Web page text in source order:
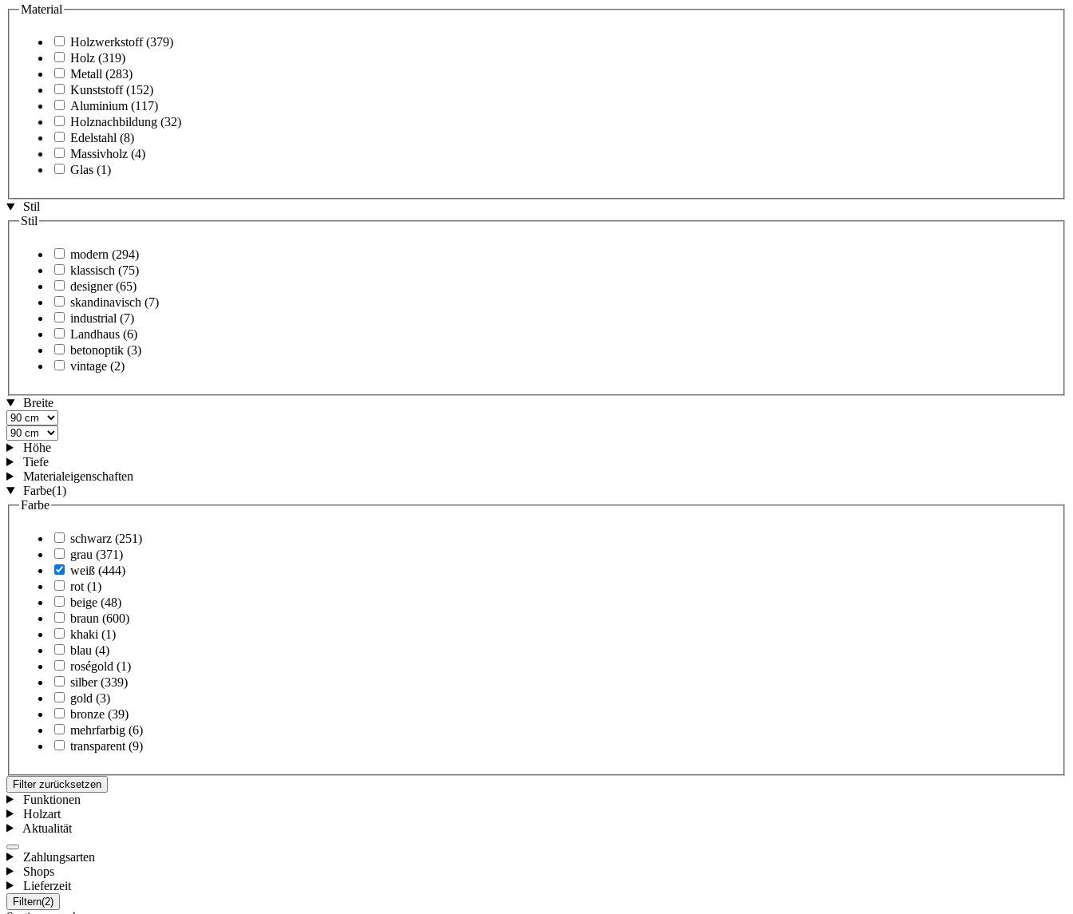
Material
Holzwerkstoff (379)
Holz (319)
Metall (283)
Kunststoff (152)
Aluminium (117)
Holznachbildung (32)
Edelstahl (8)
Massivholz (4)
Glas (1)
Stil
Stil
modern (294)
klassisch (75)
designer (65)
skandinavisch (7)
industrial (7)
Landhaus (6)
betonoptik (3)
vintage (2)
Breite
Höhe
Tiefe
Materialeigenschaften
Farbe(1)
Farbe
schwarz (251)
grau (371)
weiß (444)
rot (1)
beige (48)
braun (600)
khaki (1)
blau (4)
roségold (1)
silber (339)
gold (3)
bronze (39)
mehrfarbig (6)
transparent (9)
Filter zurücksetzen
Funktionen
Holzart
Aktualität
Zahlungsarten
Shops
Lieferzeit
Filtern(2)